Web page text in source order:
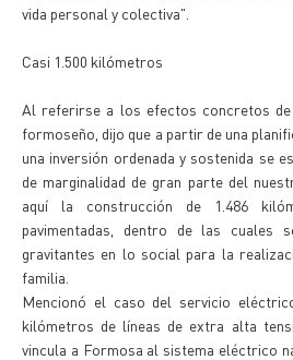
vida personal y colectiva".
Casi 1.500 kilómetros
Al referirse a los efectos concretos
formoseño, dijo que a partir de una
una inversión ordenada y sostenida se
de marginalidad de gran parte del
aquí la construcción de 1.486
pavimentadas, dentro de las cuales
gravitantes en lo social para la
familia.
Mencionó el caso del servicio
kilómetros de líneas de extra alta
vincula a Formosa al sistema eléctrico